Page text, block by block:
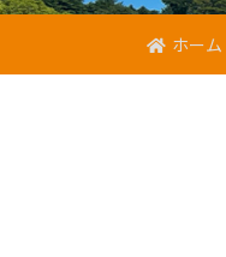
ホーム